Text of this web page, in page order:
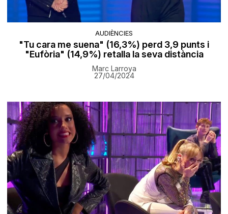
AUDIÈNCIES
"Tu cara me suena" (16,3%) perd 3,9 punts i
"Eufòria" (14,9%) retalla la seva distància
Marc Larroya
27/04/2024